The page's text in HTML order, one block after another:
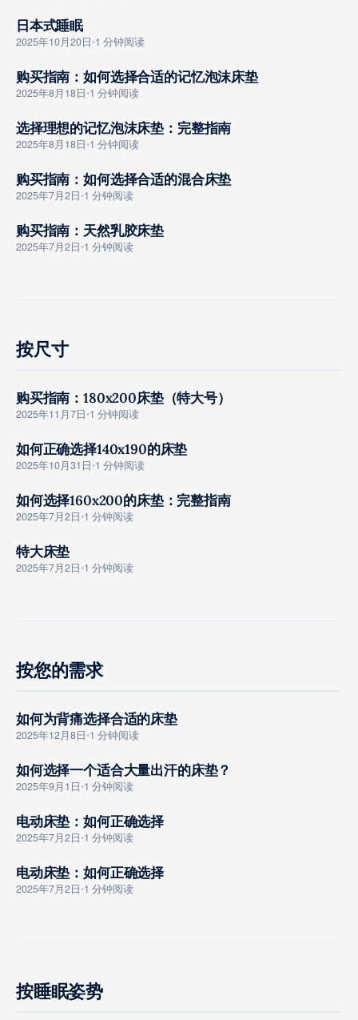
GOUMAI ZHINAN
日本式睡眠
2025年10月20日•1 分钟阅读
GOUMAI ZHINAN
购买指南：如何选择合适的记忆泡沫床垫
2025年8月18日•1 分钟阅读
GOUMAI ZHINAN
选择理想的记忆泡沫床垫：完整指南
2025年8月18日•1 分钟阅读
GOUMAI ZHINAN
购买指南：如何选择合适的混合床垫
2025年7月2日•1 分钟阅读
GOUMAI ZHINAN
购买指南：天然乳胶床垫
2025年7月2日•1 分钟阅读
按尺寸
GOUMAI ZHINAN
购买指南：180x200床垫（特大号）
2025年11月7日•1 分钟阅读
GOUMAI ZHINAN
如何正确选择140x190的床垫
2025年10月31日•1 分钟阅读
GOUMAI ZHINAN
如何选择160x200的床垫：完整指南
2025年7月2日•1 分钟阅读
GOUMAI ZHINAN
特大床垫
2025年7月2日•1 分钟阅读
按您的需求
GOUMAI ZHINAN
如何为背痛选择合适的床垫
2025年12月8日•1 分钟阅读
GOUMAI ZHINAN
如何选择一个适合大量出汗的床垫？
2025年9月1日•1 分钟阅读
GOUMAI ZHINAN
电动床垫：如何正确选择
2025年7月2日•1 分钟阅读
GOUMAI ZHINAN
电动床垫：如何正确选择
2025年7月2日•1 分钟阅读
按睡眠姿势